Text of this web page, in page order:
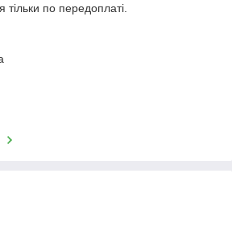
тільки по передоплаті.